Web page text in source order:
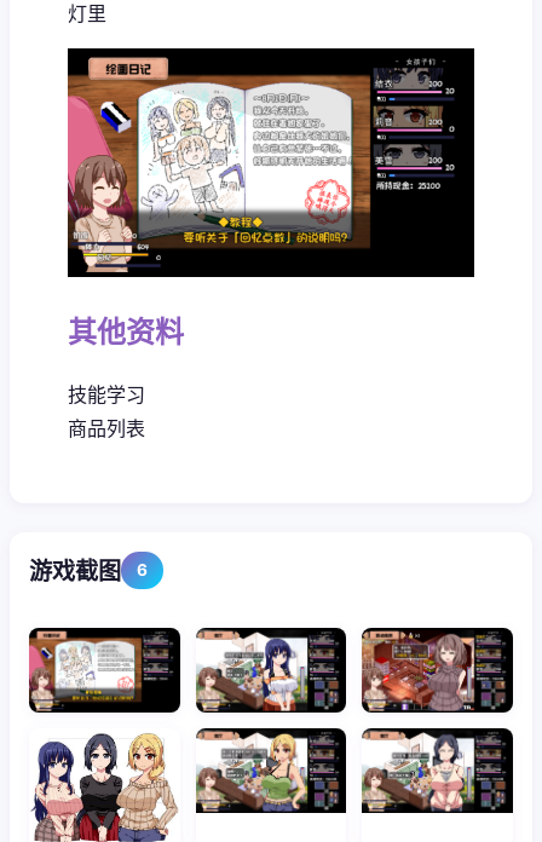
灯里
其他资料
技能学习
商品列表
游戏截图 6